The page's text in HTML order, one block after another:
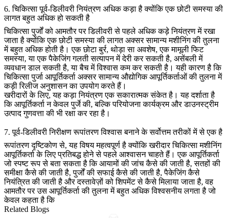
6. चिकित्सा पूर्व-डिलीवरी नियंत्रण अधिक कड़ा है क्योंकि एक छोटी समस्या की
लागत बहुत अधिक हो सकती है
चिकित्सा पुर्जों को आमतौर पर डिलीवरी से पहले अधिक कड़े नियंत्रण में रखा
जाता है क्योंकि एक छोटी समस्या की लागत अक्सर सामान्य मशीनिंग की तुलना
में बहुत अधिक होती है। एक छोटा बुर्र, थोड़ा सा अवशेष, एक मामूली फिट
समस्या, या एक पैकेजिंग गलती सत्यापन में देरी कर सकती है, असेंबली में
व्यवधान डाल सकती है, या बैच में विश्वास कम कर सकती है। यही कारण है कि
चिकित्सा पुर्जा आपूर्तिकर्ता अक्सर सामान्य औद्योगिक आपूर्तिकर्ताओं की तुलना में
कड़ी रिलीज अनुशासन का उपयोग करते हैं।
खरीदारों के लिए, यह कड़ा नियंत्रण एक सकारात्मक संकेत है। यह दर्शाता है
कि आपूर्तिकर्ता न केवल पुर्जे की, बल्कि परियोजना कार्यक्रम और डाउनस्ट्रीम
उत्पाद गुणवत्ता की भी रक्षा कर रहा है।
7. पूर्व-डिलीवरी निरीक्षण रूपांतरण विश्वास बनाने के सर्वोत्तम तरीकों में से एक है
रूपांतरण दृष्टिकोण से, यह विषय महत्वपूर्ण है क्योंकि खरीदार चिकित्सा मशीनिंग
आपूर्तिकर्ता के लिए प्रतिबद्ध होने से पहले आश्वासन चाहते हैं। एक आपूर्तिकर्ता
जो स्पष्ट रूप से बता सकता है कि आयामों की जांच कैसे की जाती है, सतहों की
समीक्षा कैसे की जाती है, पुर्जों की सफाई कैसे की जाती है, पैकेजिंग कैसे
नियंत्रित की जाती है और दस्तावेज़ों को शिपमेंट से कैसे मिलाया जाता है, वह
आमतौर पर उस आपूर्तिकर्ता की तुलना में बहुत अधिक विश्वसनीय लगता है जो
केवल कहता है कि
Related Blogs